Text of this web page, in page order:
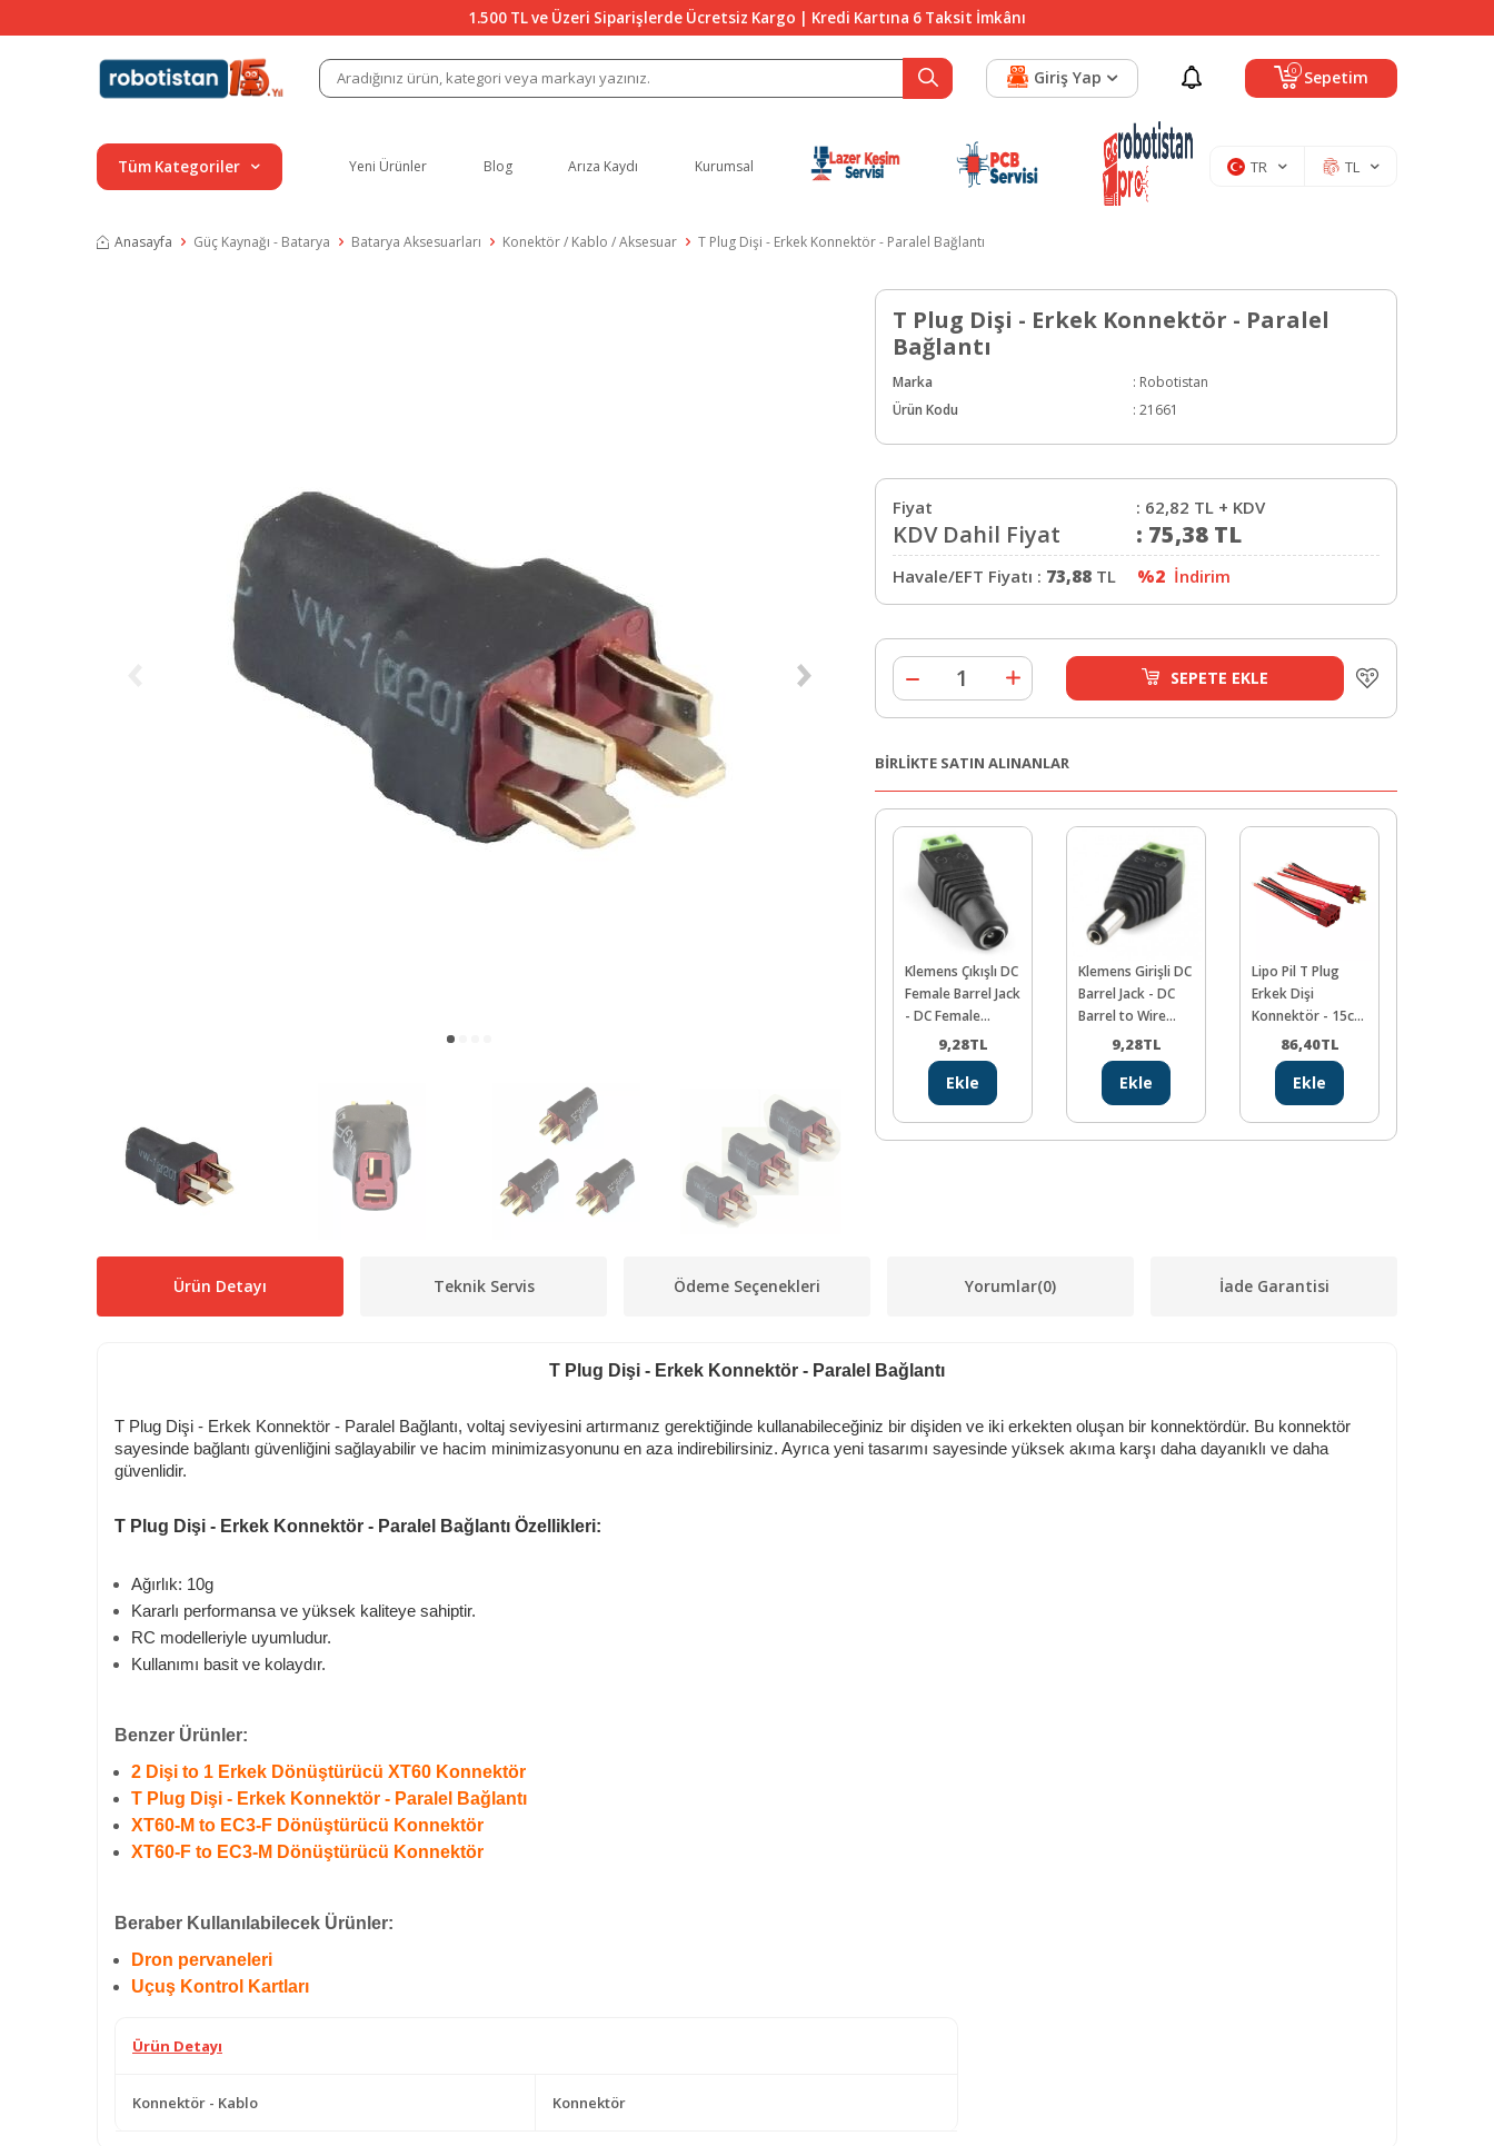
1.500 TL ve Üzeri Siparişlerde Ücretsiz Kargo | Kredi Kartına 6 Taksit İmkânı
0 Sepetim
Giriş Yap
Tüm Kategoriler Yeni Ürünler Blog Arıza Kaydı Kurumsal TR TL
Anasayfa Güç Kaynağı - Batarya Batarya Aksesuarları Konektör / Kablo / Aksesuar T Plug Dişi - Erkek Konnektör - Paralel Bağlantı
T Plug Dişi - Erkek Konnektör - Paralel
Bağlantı
Marka : Robotistan
Ürün Kodu
: 21661
Fiyat : 62,82 TL + KDV
KDV Dahil Fiyat : 75,38 TL
Havale/EFT Fiyatı : 73,88 TL %2 İndirim
SEPETE EKLE
BİRLİKTE SATIN ALINANLAR
Klemens Çıkışlı DC
Female Barrel Jack
- DC Female
Barrel to Wire
9,28TL
Ekle
Klemens Girişli DC
Barrel Jack - DC
Barrel to Wire
9,28TL
Ekle
Lipo Pil T Plug
Erkek Dişi
Konnektör - 15cm
14AWG86,40TL
Ekle
Ürün Detayı Teknik Servis Ödeme Seçenekleri Yorumlar(0) İade Garantisi
T Plug Dişi - Erkek Konnektör - Paralel Bağlantı
T Plug Dişi - Erkek Konnektör - Paralel Bağlantı, voltaj seviyesini artırmanız gerektiğinde kullanabileceğiniz bir dişiden ve iki erkekten oluşan bir konnektördür. Bu konnektör
sayesinde bağlantı güvenliğini sağlayabilir ve hacim minimizasyonunu en aza indirebilirsiniz. Ayrıca yeni tasarımı sayesinde yüksek akıma karşı daha dayanıklı ve daha
güvenlidir.
T Plug Dişi - Erkek Konnektör - Paralel Bağlantı Özellikleri:
Ağırlık: 10g
Kararlı performansa ve yüksek kaliteye sahiptir.
RC modelleriyle uyumludur.
Kullanımı basit ve kolaydır.
Benzer Ürünler:
2 Dişi to 1 Erkek Dönüştürücü XT60 Konnektör
T Plug Dişi - Erkek Konnektör - Paralel Bağlantı
XT60-M to EC3-F Dönüştürücü Konnektör
XT60-F to EC3-M Dönüştürücü Konnektör
Beraber Kullanılabilecek Ürünler:
Dron pervaneleri
Uçuş Kontrol Kartları
Ürün Detayı
Konnektör - Kablo Konnektör